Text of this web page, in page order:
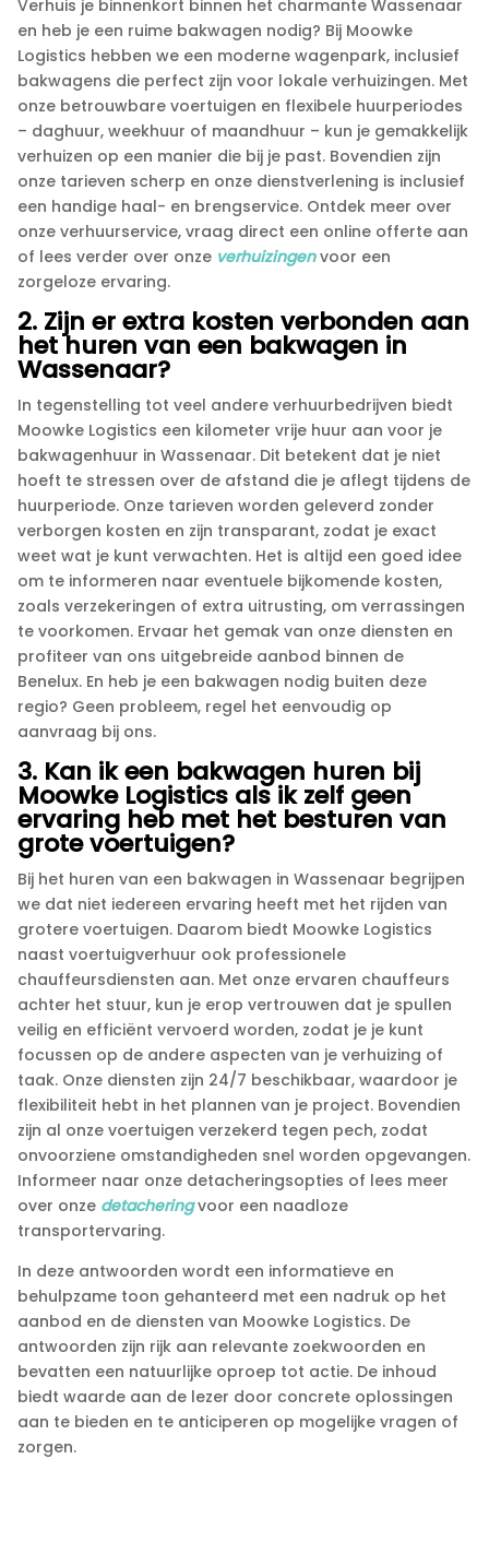
Verhuis je binnenkort binnen het charmante Wassenaar
en heb je een ruime bakwagen nodig? Bij Moowke
Logistics hebben we een moderne wagenpark, inclusief
bakwagens die perfect zijn voor lokale verhuizingen.​ Met
onze betrouwbare voertuigen en flexibele huurperiodes
– daghuur, weekhuur of maandhuur – kun je gemakkelijk
verhuizen op een manier die bij je past.​ Bovendien zijn
onze tarieven scherp en onze dienstverlening is inclusief
een handige haal- en brengservice.​ Ontdek meer over
onze verhuurservice, vraag direct een online offerte aan
of lees verder over onze verhuizingenvoor een
zorgeloze ervaring.​
2.​ Zijn er extra kosten verbonden aan
het huren van een bakwagen in
Wassenaar?
In tegenstelling tot veel andere verhuurbedrijven biedt
Moowke Logistics een kilometer vrije huur aan voor je
bakwagenhuur in Wassenaar.​ Dit betekent dat je niet
hoeft te stressen over de afstand die je aflegt tijdens de
huurperiode.​ Onze tarieven worden geleverd zonder
verborgen kosten en zijn transparant, zodat je exact
weet wat je kunt verwachten.​ Het is altijd een goed idee
om te informeren naar eventuele bijkomende kosten,
zoals verzekeringen of extra uitrusting, om verrassingen
te voorkomen.​ Ervaar het gemak van onze diensten en
profiteer van ons uitgebreide aanbod binnen de
Benelux.​ En heb je een bakwagen nodig buiten deze
regio? Geen probleem, regel het eenvoudig op
aanvraag bij ons.​
3.​ Kan ik een bakwagen huren bij
Moowke Logistics als ik zelf geen
ervaring heb met het besturen van
grote voertuigen?
Bij het huren van een bakwagen in Wassenaar begrijpen
we dat niet iedereen ervaring heeft met het rijden van
grotere voertuigen.​ Daarom biedt Moowke Logistics
naast voertuigverhuur ook professionele
chauffeursdiensten aan.​ Met onze ervaren chauffeurs
achter het stuur, kun je erop vertrouwen dat je spullen
veilig en efficiënt vervoerd worden, zodat je je kunt
focussen op de andere aspecten van je verhuizing of
taak.​ Onze diensten zijn 24/7 beschikbaar, waardoor je
flexibiliteit hebt in het plannen van je project.​ Bovendien
zijn al onze voertuigen verzekerd tegen pech, zodat
onvoorziene omstandigheden snel worden opgevangen.​
Informeer naar onze detacheringsopties of lees meer
over onze detacheringvoor een naadloze
transportervaring.​
In deze antwoorden wordt een informatieve en
behulpzame toon gehanteerd met een nadruk op het
aanbod en de diensten van Moowke Logistics.​ De
antwoorden zijn rijk aan relevante zoekwoorden en
bevatten een natuurlijke oproep tot actie.​ De inhoud
biedt waarde aan de lezer door concrete oplossingen
aan te bieden en te anticiperen op mogelijke vragen of
zorgen.​